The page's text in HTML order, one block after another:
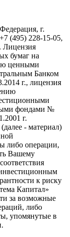
г.
(495) 228-15-05,
. Лицензия
бумаг на
ценными
Банком
г., лицензия
фондами №
г.
- материал)
либо операции,
Вашему
к риску
Капитал»
за возможные
либо
упомянутые в